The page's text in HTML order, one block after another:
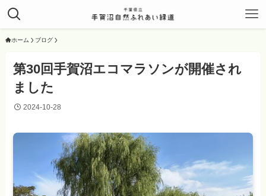
ホーム ブログ
第30回手賀沼エコマラソンが開催され
ました
2024-10-28